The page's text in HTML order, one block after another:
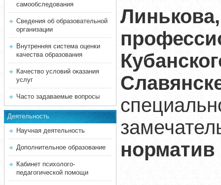
самообследования
Сведения об образовательной
организации
Внутренняя система оценки
качества образования
Качество условий оказания
услуг
Часто задаваемые вопросы
Деятельность
Научная деятельность
Дополнительное образование
Кабинет психолого-
педагогической помощи
норматив